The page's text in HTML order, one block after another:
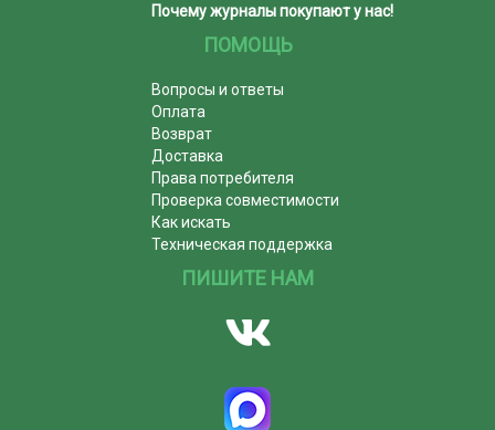
Почему журналы покупают у нас!
ПОМОЩЬ
Вопросы и ответы
Оплата
Возврат
Доставка
Права потребителя
Проверка совместимости
Как искать
Техническая поддержка
ПИШИТЕ НАМ